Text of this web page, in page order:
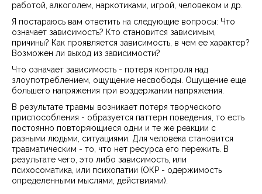
работой, алкоголем, наркотиками, игрой, человеком и др.
Я постараюсь вам ответить на следующие вопросы: Что
означает зависимость? Кто становится зависимым,
причины? Как проявляется зависимость, в чем ее характер?
Возможен ли выход из зависимости?
Что означает зависимость - потеря контроля над
злоупотреблением, ощущение несвободы. Ощущение еще
большего напряжения при воздержании напряжения.
В результате травмы возникает потеря творческого
приспособления - образуется паттерн поведения, то есть
постоянно повторяющиеся одни и те же реакции с
разными людьми, ситуациями. Для человека становится
травматическим - то, что нет ресурса его пережить. В
результате чего, это либо зависимость, или
психосоматика, или психопатии (ОКР - одержимость
определенными мыслями, действиями).